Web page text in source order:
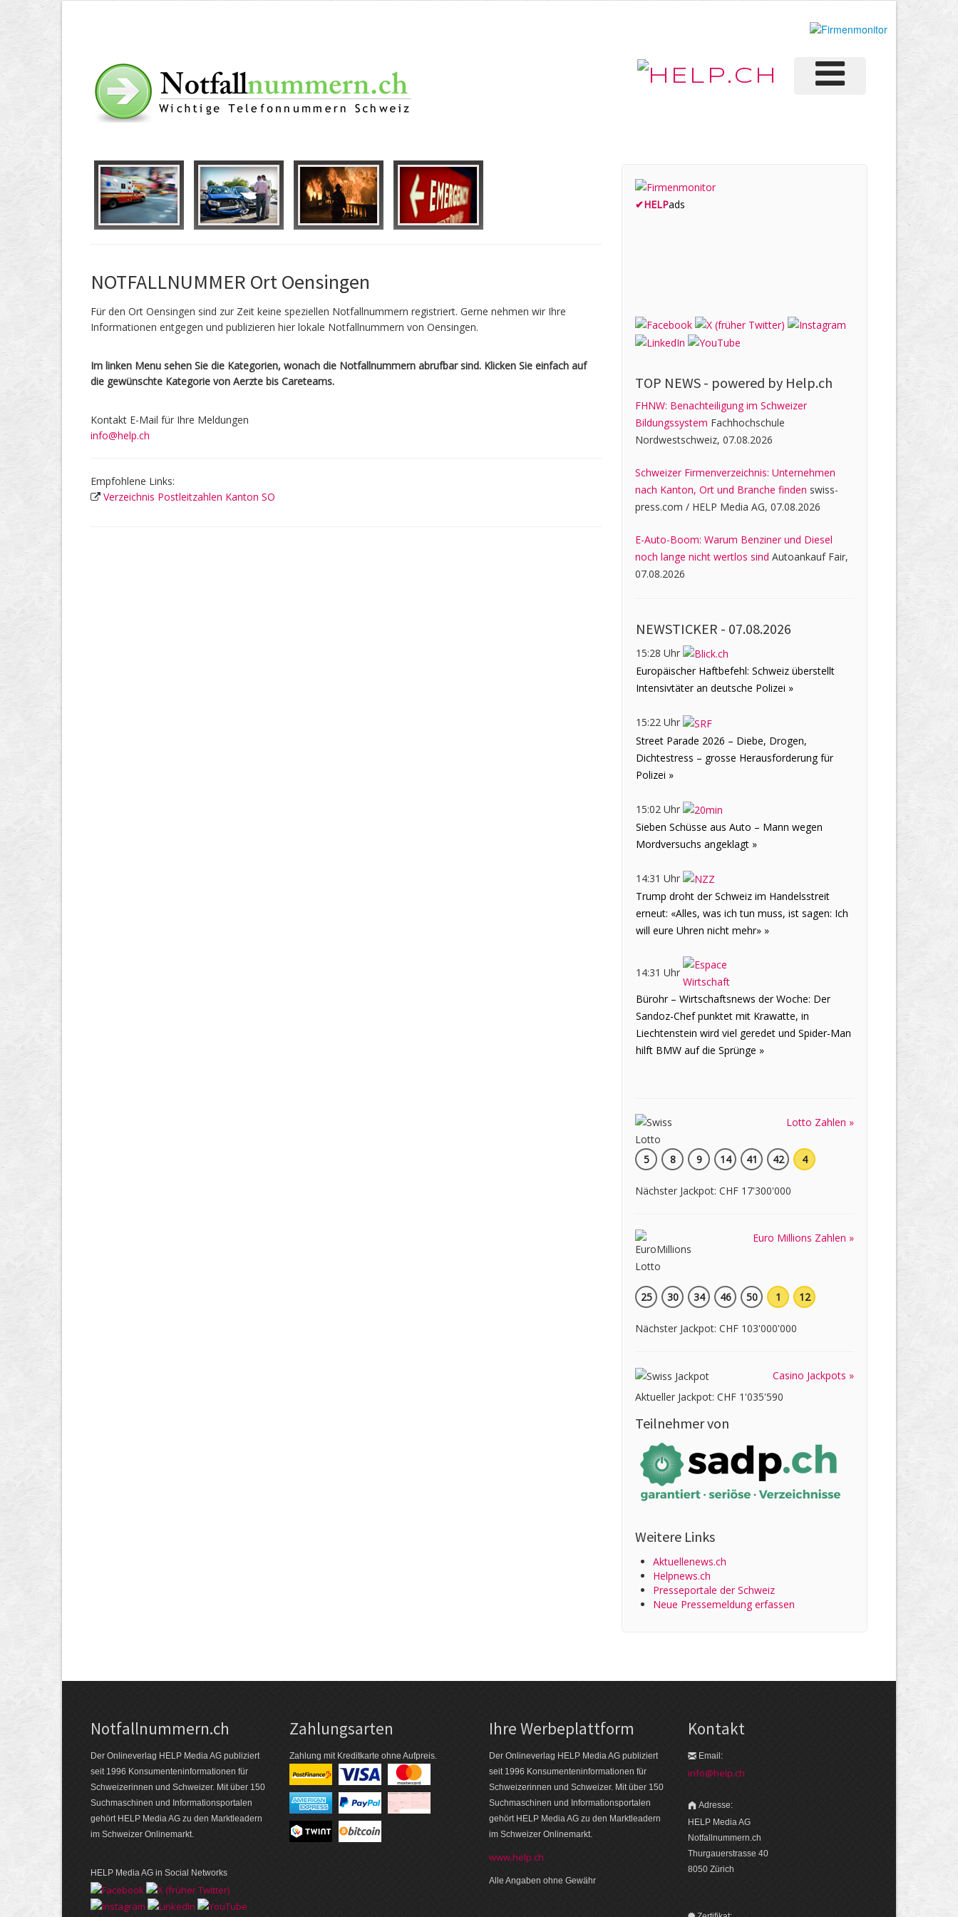
NOTFALLNUMMER Ort Oensingen
Für den Ort Oensingen sind zur Zeit keine speziellen Notfallnummern registriert. Gerne nehmen wir Ihre
Informationen entgegen und publizieren hier lokale Notfallnummern von Oensingen.
Im linken Menu sehen Sie die Kategorien, wonach die Notfallnummern abrufbar sind. Klicken Sie einfach auf
die gewünschte Kategorie von Aerzte bis Careteams.
Kontakt E-Mail für Ihre Meldungen
info@help.ch
Empfohlene Links:
Verzeichnis Postleitzahlen Kanton SO
✔HELPads
TOP NEWS - powered by Help.ch
FHNW: Benachteiligung im Schweizer
Bildungssystem Fachhochschule
Nordwestschweiz, 07.08.2026
Schweizer Firmenverzeichnis: Unternehmen
nach Kanton, Ort und Branche finden swiss-
press.com / HELP Media AG, 07.08.2026
E-Auto-Boom: Warum Benziner und Diesel
noch lange nicht wertlos sind Autoankauf Fair,
07.08.2026
NEWSTICKER - 07.08.2026
15:28 Uhr
Europäischer Haftbefehl: Schweiz überstellt
Intensivtäter an deutsche Polizei »
15:22 Uhr
Street Parade 2026 – Diebe, Drogen,
Dichtestress – grosse Herausforderung für
Polizei »
15:02 Uhr
Sieben Schüsse aus Auto – Mann wegen
Mordversuchs angeklagt »
14:31 Uhr
Trump droht der Schweiz im Handelsstreit
erneut: «Alles, was ich tun muss, ist sagen: Ich
will eure Uhren nicht mehr» »
14:31 Uhr
Bürohr – Wirtschaftsnews der Woche: Der
Sandoz-Chef punktet mit Krawatte, in
Liechtenstein wird viel geredet und Spider-Man
hilft BMW auf die Sprünge »
Lotto Zahlen »
5 8 9 14 41 42 4
Nächster Jackpot: CHF 17'300'000
Euro Millions Zahlen »
25 30 34 46 50 1 12
Nächster Jackpot: CHF 103'000'000
Casino Jackpots »
Aktueller Jackpot: CHF 1'035'590
Teilnehmer von
Weitere Links
Aktuellenews.ch
Helpnews.ch
Presseportale der Schweiz
Neue Pressemeldung erfassen
Notfallnummern.ch
Der Onlineverlag HELP Media AG publiziert
seit 1996 Konsumenten­informationen für
Schweizerinnen und Schweizer. Mit über 150
Suchmaschinen und Informations­portalen
gehört HELP Media AG zu den Marktleadern
im Schweizer Onlinemarkt.
HELP Media AG in Social Networks
Zahlungsarten
Zahlung mit Kreditkarte ohne Aufpreis.
Ihre Werbeplattform
Der Onlineverlag HELP Media AG publiziert
seit 1996 Konsumenten­informationen für
Schweizerinnen und Schweizer. Mit über 150
Suchmaschinen und Informations­portalen
gehört HELP Media AG zu den Markt­leadern
im Schweizer Onlinemarkt.
www.help.ch
Alle Angaben ohne Gewähr
Kontakt
Email:
info@help.ch
Adresse:
HELP Media AG
Notfallnummern.ch
Thurgauerstrasse 40
8050 Zürich